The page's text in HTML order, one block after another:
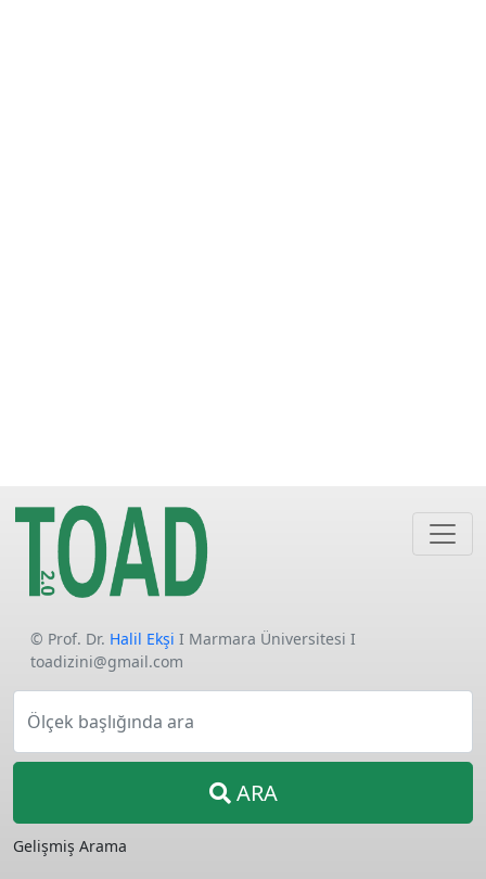
© Prof. Dr. Halil Ekşi I Marmara Üniversitesi I
toadizini@gmail.com
Ölçek başlığında ara
ARA
Gelişmiş Arama